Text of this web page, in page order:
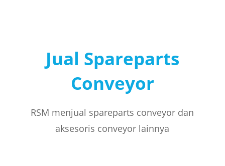
Jual Spareparts
Conveyor
RSM menjual spareparts conveyor dan
aksesoris conveyor lainnya